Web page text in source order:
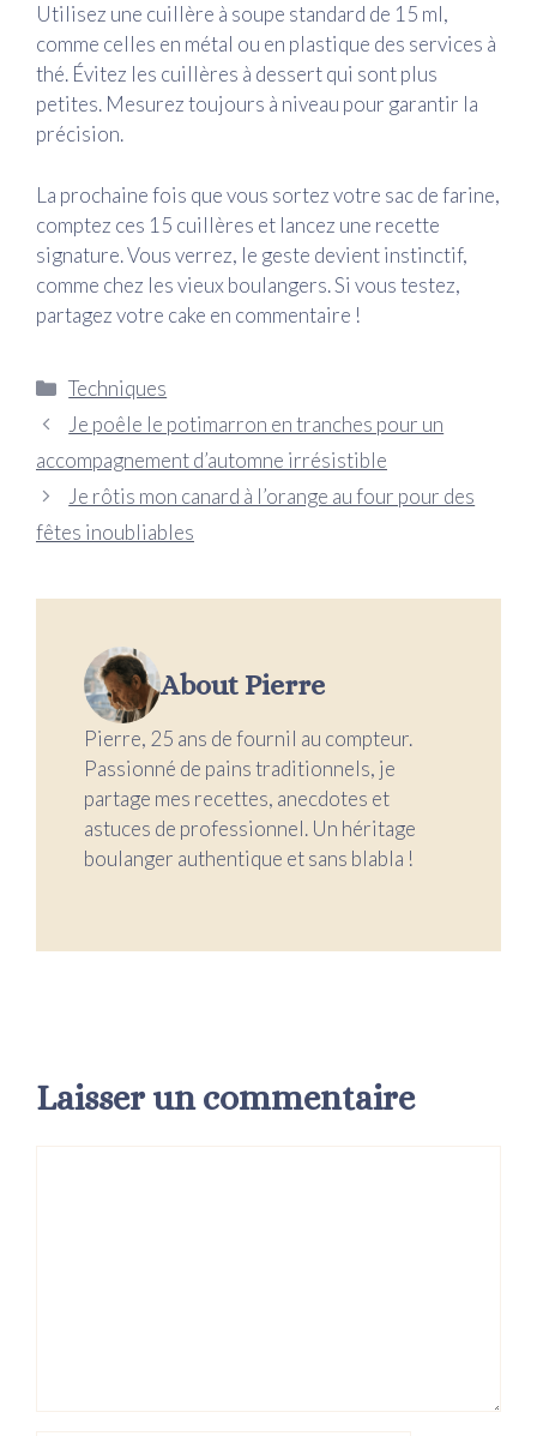
Utilisez une cuillère à soupe standard de 15 ml,
comme celles en métal ou en plastique des services à
thé. Évitez les cuillères à dessert qui sont plus
petites. Mesurez toujours à niveau pour garantir la
précision.
La prochaine fois que vous sortez votre sac de farine,
comptez ces 15 cuillères et lancez une recette
signature. Vous verrez, le geste devient instinctif,
comme chez les vieux boulangers. Si vous testez,
partagez votre cake en commentaire !
Catégories
Techniques
Je poêle le potimarron en tranches pour un
accompagnement d’automne irrésistible
Je rôtis mon canard à l’orange au four pour des
fêtes inoubliables
About Pierre
Pierre, 25 ans de fournil au compteur.
Passionné de pains traditionnels, je
partage mes recettes, anecdotes et
astuces de professionnel. Un héritage
boulanger authentique et sans blabla !
Laisser un commentaire